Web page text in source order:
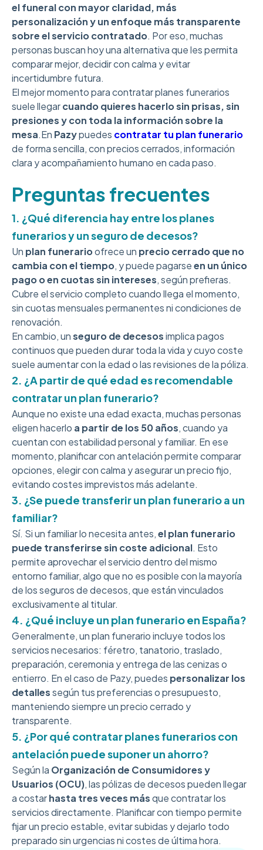
el funeral con mayor claridad, más
personalización y un enfoque más transparente
sobre el servicio contratado. Por eso, muchas
personas buscan hoy una alternativa que les permita
comparar mejor, decidir con calma y evitar
incertidumbre futura.
El mejor momento para contratar planes funerarios
suele llegarcuando quieres hacerlo sin prisas, sin
presiones y con toda la información sobre la
mesa.En Pazypuedes contratar tu plan funerario
de forma sencilla, con precios cerrados, información
clara y acompañamiento humano en cada paso.
Preguntas frecuentes
1. ¿Qué diferencia hay entre los planes
funerarios y un seguro de decesos?
Un plan funerarioofrece un precio cerrado que no
cambia con el tiempo, y puede pagarseen un único
pago o en cuotas sin intereses, según prefieras.
Cubre el servicio completo cuando llega el momento,
sin cuotas mensuales permanentes ni condiciones de
renovación.
En cambio, unseguro de decesosimplica pagos
continuos que pueden durar toda la vida y cuyo coste
suele aumentar con la edad o las revisiones de la póliza.
2. ¿A partir de qué edad es recomendable
contratar un plan funerario?
Aunque no existe una edad exacta, muchas personas
eligen hacerlo a partir de los 50 años, cuando ya
cuentan con estabilidad personal y familiar. En ese
momento, planificar con antelación permite comparar
opciones, elegir con calma y asegurar un precio fijo,
evitando costes imprevistos más adelante.
3. ¿Se puede transferir un plan funerario a un
familiar?
Sí. Si un familiar lo necesita antes,el plan funerario
puede transferirse sin coste adicional. Esto
permite aprovechar el servicio dentro del mismo
entorno familiar, algo que no es posible con la mayoría
de los seguros de decesos, que están vinculados
exclusivamente al titular.
4. ¿Qué incluye un plan funerario en España?
Generalmente, un plan funerario incluye todos los
servicios necesarios: féretro, tanatorio, traslado,
preparación, ceremonia y entrega de las cenizas o
entierro. En el caso de Pazy, puedes personalizar los
detallessegún tus preferencias o presupuesto,
manteniendo siempre un precio cerrado y
transparente.
5. ¿Por qué contratar planes funerarios con
antelación puede suponer un ahorro?
Según la Organización de Consumidores y
Usuarios (OCU), las pólizas de decesos pueden llegar
a costarhasta tres veces másque contratar los
servicios directamente. Planificar con tiempo permite
fijar un precio estable, evitar subidas y dejarlo todo
preparado sin urgencias ni costes de última hora.